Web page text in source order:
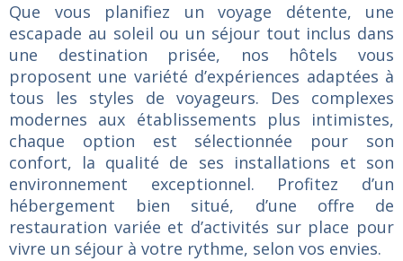
Que vous planifiez un voyage détente, une
escapade au soleil ou un séjour tout inclus dans
une destination prisée, nos hôtelsvous
proposent une variété d’expériences adaptées à
tous les styles de voyageurs. Des complexes
modernes aux établissements plus intimistes,
chaque option est sélectionnée pour son
confort, la qualité de ses installations et son
environnement exceptionnel. Profitez d’un
hébergement bien situé, d’une offre de
restauration variée et d’activités sur place pour
vivre un séjour à votre rythme, selon vos envies.